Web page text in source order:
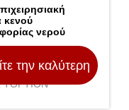
κενού
νερού
κενού νερού
Μάρκα TOPTION
την καλύτερη